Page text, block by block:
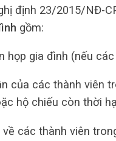
định 23/2015/NĐ-
gồm:
họp gia đình (nếu
của các thành viên
hộ chiếu còn thời
về các thành viên